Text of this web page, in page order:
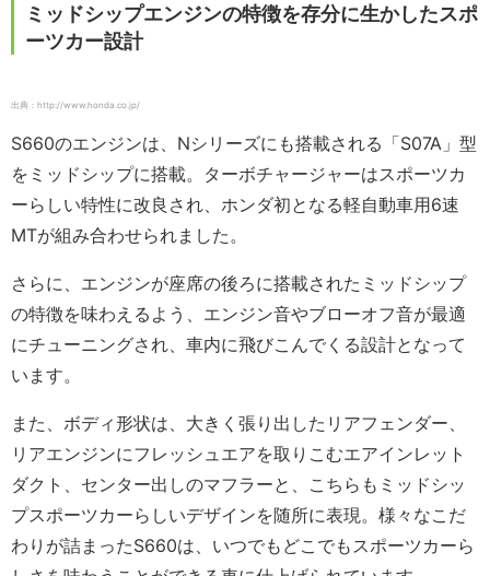
ミッドシップエンジンの特徴を存分に生かしたスポ
ーツカー設計
出典：http://www.honda.co.jp/
S660のエンジンは、Nシリーズにも搭載される「S07A」型
をミッドシップに搭載。ターボチャージャーはスポーツカ
ーらしい特性に改良され、ホンダ初となる軽自動車用6速
MTが組み合わせられました。
さらに、エンジンが座席の後ろに搭載されたミッドシップ
の特徴を味わえるよう、エンジン音やブローオフ音が最適
にチューニングされ、車内に飛びこんでくる設計となって
います。
また、ボディ形状は、大きく張り出したリアフェンダー、
リアエンジンにフレッシュエアを取りこむエアインレット
ダクト、センター出しのマフラーと、こちらもミッドシッ
プスポーツカーらしいデザインを随所に表現。様々なこだ
わりが詰まったS660は、いつでもどこでもスポーツカーら